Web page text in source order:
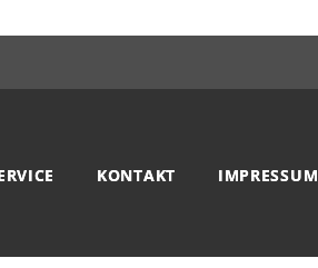
KONTAKT IMPRESSUM